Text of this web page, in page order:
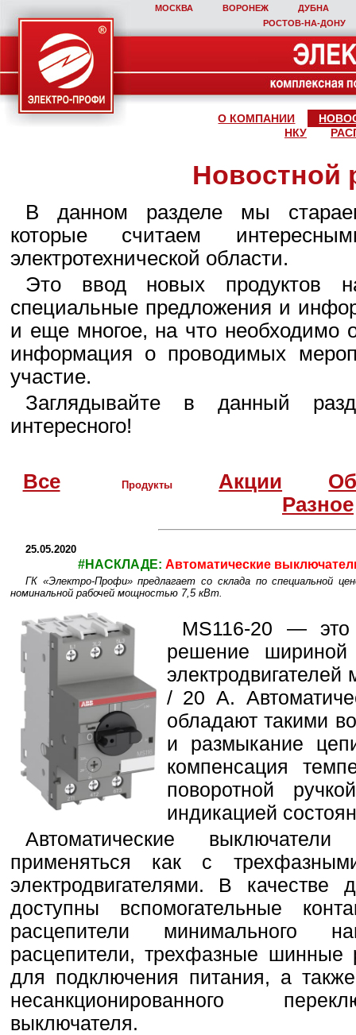
МОСКВА ВОРОНЕЖ
ДУБНА
РОСТОВ‑НА‑ДОНУ
О КОМПАНИИ
НКУ
Новостной
В данном разделе мы
которые считаем
электротехнической области.
Это ввод новых продуктов
специальные предложения и
и еще многое, на что необходимо
информация о проводимых
участие.
Заглядывайте в данный
интересного!
Все Продукты Акции
Разное
25.05.2020
#НАСКЛАДЕ: Автоматические
ГК «Электро-Профи» предлагает со склада по специальной
номинальной рабочей мощностью 7,5 кВт.
MS116-20 — это
решение
/ 20 А.
обладают такими
и размыкание
компенсация
поворотной
индикацией
Автоматические
применяться как с
электродвигателями. В качестве
доступны вспомогательные
расцепители минимального
расцепители, трехфазные шинные
для подключения питания, а
несанкционированного
выключателя.